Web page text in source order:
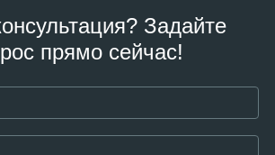
Задайте
прямо сейчас!